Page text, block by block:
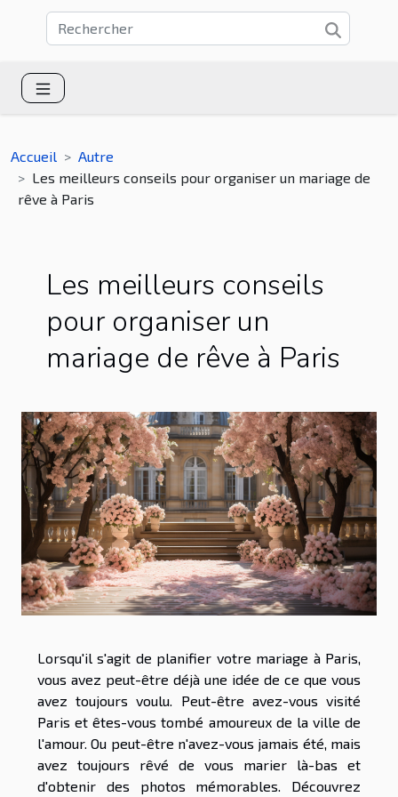
Accueil
Autre
Les meilleurs conseils pour organiser un mariage de
rêve à Paris
Les meilleurs conseils
pour organiser un
mariage de rêve à Paris
Lorsqu'il s'agit de planifier votre mariage à Paris,
vous avez peut-être déjà une idée de ce que vous
avez toujours voulu. Peut-être avez-vous visité
Paris et êtes-vous tombé amoureux de la ville de
l'amour. Ou peut-être n'avez-vous jamais été, mais
avez toujours rêvé de vous marier là-bas et
d'obtenir des photos mémorables. Découvrez